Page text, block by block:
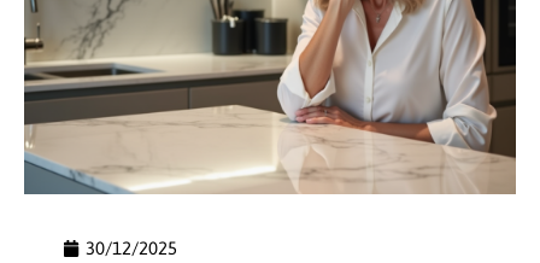
30/12/2025